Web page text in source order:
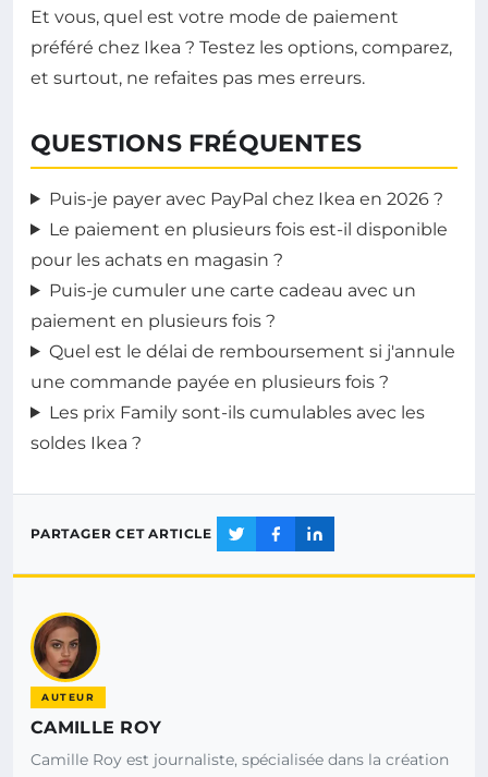
Et vous, quel est votre mode de paiement
préféré chez Ikea ? Testez les options, comparez,
et surtout, ne refaites pas mes erreurs.
QUESTIONS FRÉQUENTES
Puis-je payer avec PayPal chez Ikea en 2026 ?
Le paiement en plusieurs fois est-il disponible
pour les achats en magasin ?
Puis-je cumuler une carte cadeau avec un
paiement en plusieurs fois ?
Quel est le délai de remboursement si j'annule
une commande payée en plusieurs fois ?
Les prix Family sont-ils cumulables avec les
soldes Ikea ?
PARTAGER CET ARTICLE
AUTEUR
CAMILLE ROY
Camille Roy est journaliste, spécialisée dans la création